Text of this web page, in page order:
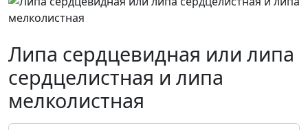
Липа сердцевидная или липа
сердцелистная и липа
мелколистная